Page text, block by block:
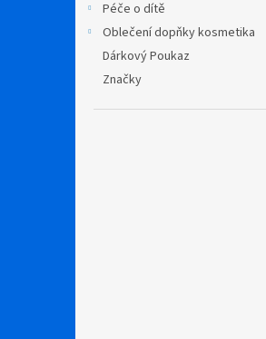
Péče o dítě
Oblečení dopňky kosmetika
Dárkový Poukaz
Značky